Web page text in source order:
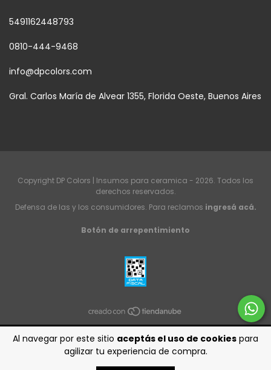
Al navegar por este sitio aceptás el uso de cookies para
agilizar tu experiencia de compra.
5491162448793
0810-444-9468
info@dpcolors.com
Gral. Carlos María de Alvear 1355, Florida Oeste, Buenos Aires
Copyright DP Colors | Insumos para ceramica - 2026. Todos los
derechos reservados.
Defensa de las y los consumidores. Para reclamos ingresá acá.
Botón de arrepentimiento